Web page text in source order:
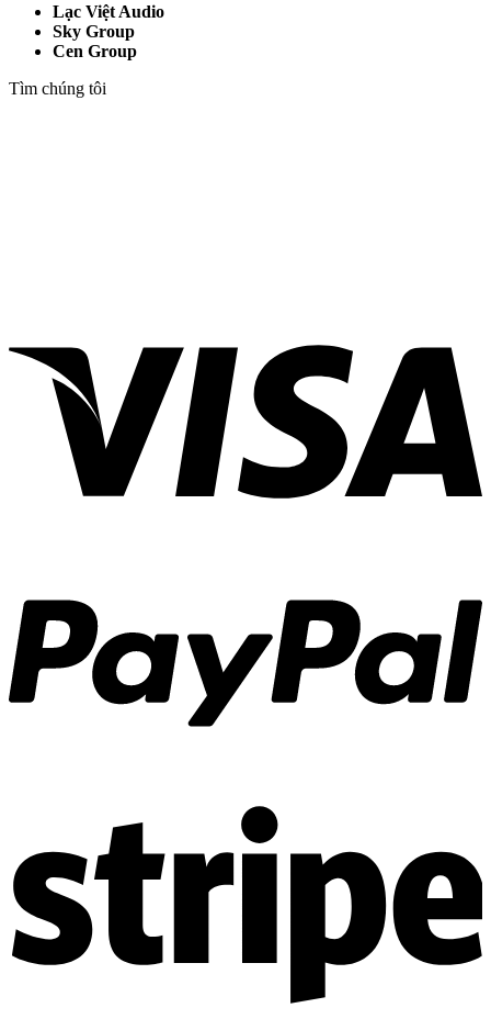
Lạc Việt Audio
Sky Group
Cen Group
Tìm chúng tôi